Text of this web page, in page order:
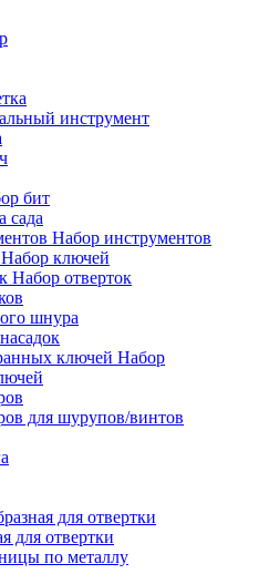
инструмент
бит
сада
Набор инструментов
Набор ключей
Набор отверток
шнура
Набор
для шурупов/винтов
для отвертки
для отвертки
по металлу